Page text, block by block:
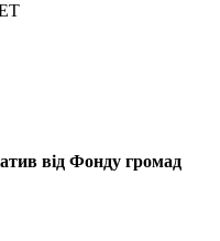
від Фонду громад